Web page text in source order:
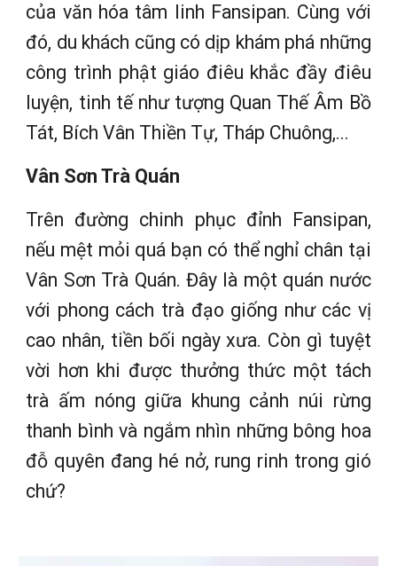
của văn hóa tâm linh Fansipan. Cùng với
đó, du khách cũng có dịp khám phá những
công trình phật giáo điêu khắc đầy điêu
luyện, tinh tế như tượng Quan Thế Âm Bồ
Tát, Bích Vân Thiền Tự, Tháp Chuông,...
Vân Sơn Trà Quán
Trên đường chinh phục đỉnh Fansipan,
nếu mệt mỏi quá bạn có thể nghỉ chân tại
Vân Sơn Trà Quán. Đây là một quán nước
với phong cách trà đạo giống như các vị
cao nhân, tiền bối ngày xưa. Còn gì tuyệt
vời hơn khi được thưởng thức một tách
trà ấm nóng giữa khung cảnh núi rừng
thanh bình và ngắm nhìn những bông hoa
đỗ quyên đang hé nở, rung rinh trong gió
chứ?